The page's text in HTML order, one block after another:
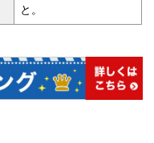
と。